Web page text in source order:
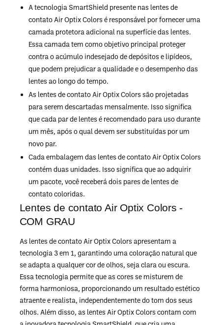
A tecnologia SmartShield presente nas lentes de
contato Air Optix Colors é responsável por fornecer uma
camada protetora adicional na superfície das lentes.
Essa camada tem como objetivo principal proteger
contra o acúmulo indesejado de depósitos e lipídeos,
que podem prejudicar a qualidade e o desempenho das
lentes ao longo do tempo.
As lentes de contato Air Optix Colors são projetadas
para serem descartadas mensalmente. Isso significa
que cada par de lentes é recomendado para uso durante
um mês, após o qual devem ser substituídas por um
novo par.
Cada embalagem das lentes de contato Air Optix Colors
contém duas unidades. Isso significa que ao adquirir
um pacote, você receberá dois pares de lentes de
contato coloridas.
Lentes de contato Air Optix Colors -
COM GRAU
As lentes de contato Air Optix Colors apresentam a
tecnologia 3 em 1, garantindo uma coloração natural que
se adapta a qualquer cor de olhos, seja clara ou escura.
Essa tecnologia permite que as cores se misturem de
forma harmoniosa, proporcionando um resultado estético
atraente e realista, independentemente do tom dos seus
olhos. Além disso, as lentes Air Optix Colors contam com